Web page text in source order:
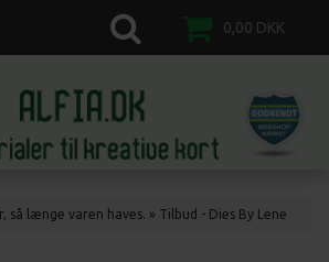
3d motiv ark, veddinge,nordvestsjælland.
0,00 DKK
så længe varen haves. » Tilbud - Dies By Lene